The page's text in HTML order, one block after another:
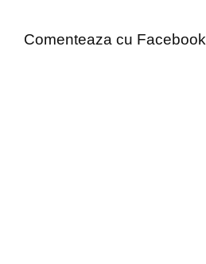
Comenteaza cu Facebook